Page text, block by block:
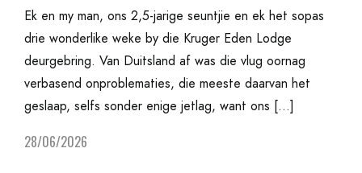
Ek en my man, ons 2,5-jarige seuntjie en ek het sopas
drie wonderlike weke by die Kruger Eden Lodge
deurgebring. Van Duitsland af was die vlug oornag
verbasend onproblematies, die meeste daarvan het
geslaap, selfs sonder enige jetlag, want ons […]
28/06/2026